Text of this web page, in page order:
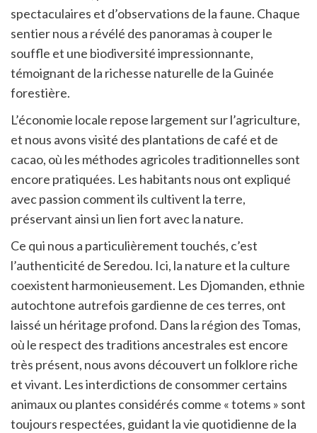
spectaculaires et d’observations de la faune. Chaque
sentier nous a révélé des panoramas à couper le
souffle et une biodiversité impressionnante,
témoignant de la richesse naturelle de la Guinée
forestière.
L’économie locale repose largement sur l’agriculture,
et nous avons visité des plantations de café et de
cacao, où les méthodes agricoles traditionnelles sont
encore pratiquées. Les habitants nous ont expliqué
avec passion comment ils cultivent la terre,
préservant ainsi un lien fort avec la nature.
Ce qui nous a particulièrement touchés, c’est
l’authenticité de Seredou. Ici, la nature et la culture
coexistent harmonieusement. Les Djomanden, ethnie
autochtone autrefois gardienne de ces terres, ont
laissé un héritage profond. Dans la région des Tomas,
où le respect des traditions ancestrales est encore
très présent, nous avons découvert un folklore riche
et vivant. Les interdictions de consommer certains
animaux ou plantes considérés comme « totems » sont
toujours respectées, guidant la vie quotidienne de la